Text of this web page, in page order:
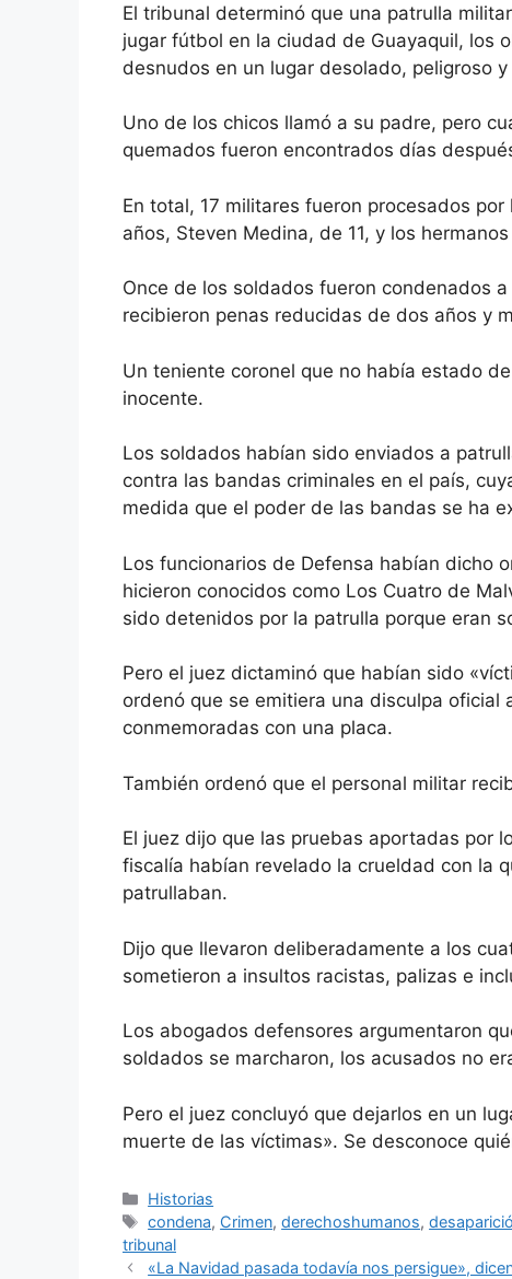
El tribunal determinó que una patrulla
jugar fútbol en la ciudad de Guayaquil, los
desnudos en un lugar desolado, peligroso
Uno de los chicos llamó a su padre, pero
quemados fueron encontrados días
En total, 17 militares fueron procesados
años, Steven Medina, de 11, y los
Once de los soldados fueron condenados
recibieron penas reducidas de dos años y
Un teniente coronel que no había estado
inocente.
Los soldados habían sido enviados a
contra las bandas criminales en el país,
medida que el poder de las bandas se ha
Los funcionarios de Defensa habían dicho
hicieron conocidos como Los Cuatro de
sido detenidos por la patrulla porque eran
Pero el juez dictaminó que habían sido
ordenó que se emitiera una disculpa
conmemoradas con una placa.
También ordenó que el personal militar
El juez dijo que las pruebas aportadas por
fiscalía habían revelado la crueldad con la
patrullaban.
Dijo que llevaron deliberadamente a los
sometieron a insultos racistas, palizas e
Los abogados defensores argumentaron
soldados se marcharon, los acusados ​​no
Pero el juez concluyó que dejarlos en un
muerte de las víctimas». Se desconoce
Categorías
Historias
Etiquetas
condena, Crimen,derechoshumanos,
tribunal
«La Navidad pasada todavía nos persigue»,